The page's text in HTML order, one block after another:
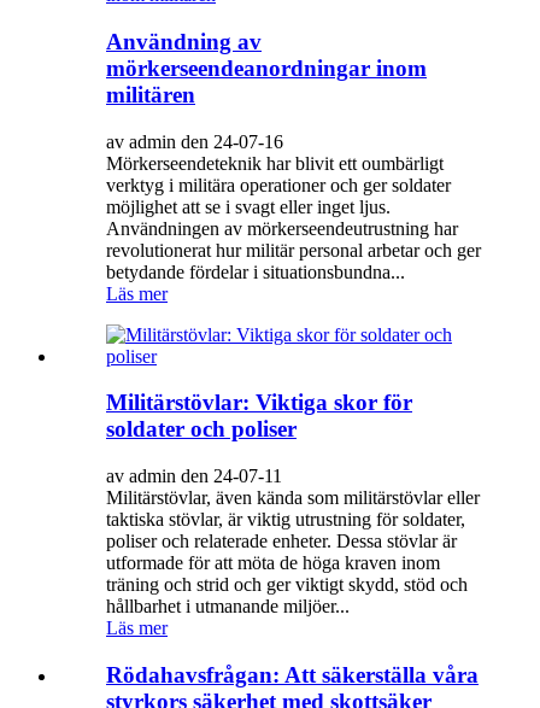
Användning av
mörkerseendeanordningar inom
militären
av admin den 24-07-16
Mörkerseendeteknik har blivit ett oumbärligt
verktyg i militära operationer och ger soldater
möjlighet att se i svagt eller inget ljus.
Användningen av mörkerseendeutrustning har
revolutionerat hur militär personal arbetar och ger
betydande fördelar i situationsbundna...
Läs mer
Militärstövlar: Viktiga skor för
soldater och poliser
av admin den 24-07-11
Militärstövlar, även kända som militärstövlar eller
taktiska stövlar, är viktig utrustning för soldater,
poliser och relaterade enheter. Dessa stövlar är
utformade för att möta de höga kraven inom
träning och strid och ger viktigt skydd, stöd och
hållbarhet i utmanande miljöer...
Läs mer
Rödahavsfrågan: Att säkerställa våra
styrkors säkerhet med skottsäker